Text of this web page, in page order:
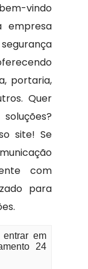
vindo
empresa
portaria,
Quer
site! Se
com
para
em
24